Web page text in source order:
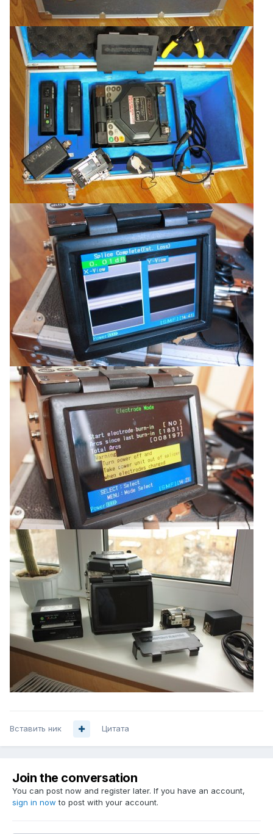
Вставить ник Цитата
Join the conversation
You can post now and register later. If you have an account,
sign in now to post with your account.